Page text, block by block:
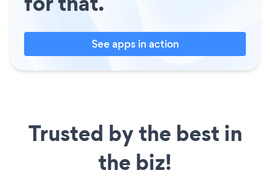
See apps in action
Trusted by the best in
the biz!